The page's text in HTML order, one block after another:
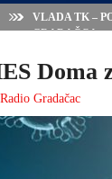
VLADA TK –
GRADAČCA
Doma
Radio Gradačac